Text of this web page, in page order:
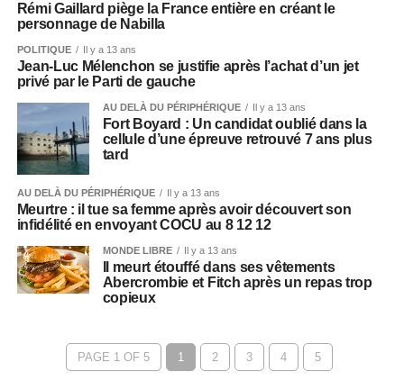
Rémi Gaillard piège la France entière en créant le
personnage de Nabilla
POLITIQUE Il y a 13 ans
Jean-Luc Mélenchon se justifie après l’achat d’un jet
privé par le Parti de gauche
AU DELÀ DU PÉRIPHÉRIQUE Il y a 13 ans
Fort Boyard : Un candidat oublié dans la
cellule d’une épreuve retrouvé 7 ans plus
tard
AU DELÀ DU PÉRIPHÉRIQUE Il y a 13 ans
Meurtre : il tue sa femme après avoir découvert son
infidélité en envoyant COCU au 8 12 12
MONDE LIBRE Il y a 13 ans
Il meurt étouffé dans ses vêtements
Abercrombie et Fitch après un repas trop
copieux
PAGE 1 OF 5 1 2 3 4 5